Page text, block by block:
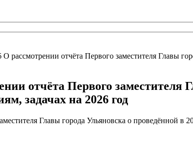
рассмотрении отчёта Первого заместителя Главы
отчёта Первого заместителя
задачах на 2026 год
Главы города Ульяновска о проведённой в